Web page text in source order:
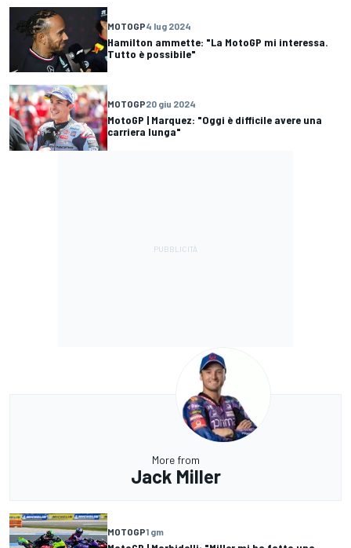
MOTOGP4 lug 2024
Hamilton ammette: "La MotoGP mi interessa.
Tutto è possibile"
MOTOGP20 giu 2024
MotoGP | Marquez: "Oggi è difficile avere una
carriera lunga"
More from
Jack Miller
MOTOGP1 gm